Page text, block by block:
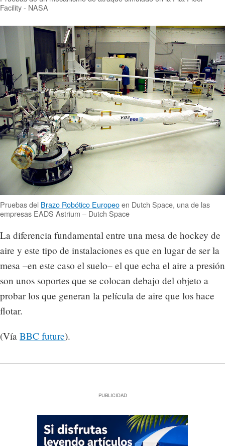
Facility - NASA
Pruebas del Brazo Robótico Europeoen Dutch Space, una de las
empresas EADS Astrium – Dutch Space
La diferencia fundamental entre una mesa de hockey de
aire y este tipo de instalaciones es que en lugar de ser la
mesa –en este caso el suelo– el que echa el aire a presión
son unos soportes que se colocan debajo del objeto a
probar los que generan la película de aire que los hace
flotar.
(Vía BBC future).
PUBLICIDAD